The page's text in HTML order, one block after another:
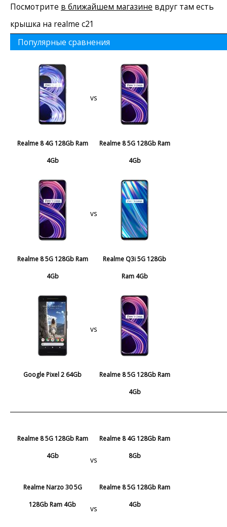
Посмотрите в ближайшем магазине вдруг там есть
крышка на realme c21
Популярные сравнения
Realme 8 4G 128Gb Ram
4Gb
vs
Realme 8 5G 128Gb Ram
4Gb
Realme 8 5G 128Gb Ram
4Gb
vs
Realme Q3i 5G 128Gb
Ram 4Gb
Google Pixel 2 64Gb
vs
Realme 8 5G 128Gb Ram
4Gb
Realme 8 5G 128Gb Ram
4Gb
vs
Realme 8 4G 128Gb Ram
8Gb
Realme Narzo 30 5G
128Gb Ram 4Gb
vs
Realme 8 5G 128Gb Ram
4Gb